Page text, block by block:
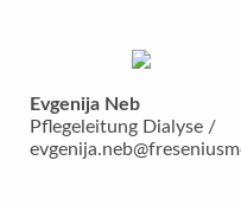
Evgenija Neb
Pflegeleitung Dialyse /